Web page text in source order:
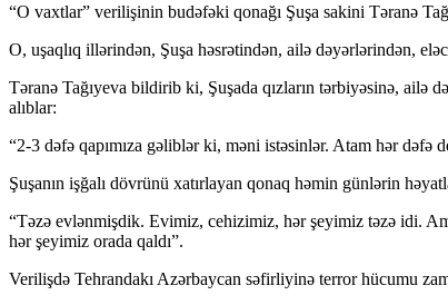
“O vaxtlar” verilişinin budəfəki qonağı Şuşa sakini Təranə
O, uşaqlıq illərindən, Şuşa həsrətindən, ailə dəyərlərindən,
Təranə Tağıyeva bildirib ki, Şuşada qızların tərbiyəsinə, ailə
alıblar:
“2-3 dəfə qapımıza gəliblər ki, məni istəsinlər. Atam hər dəfə
Şuşanın işğalı dövrünü xatırlayan qonaq həmin günlərin
“Təzə evlənmişdik. Evimiz, cehizimiz, hər şeyimiz təzə idi.
hər şeyimiz orada qaldı”.
Verilişdə Tehrandakı Azərbaycan səfirliyinə terror hücumu